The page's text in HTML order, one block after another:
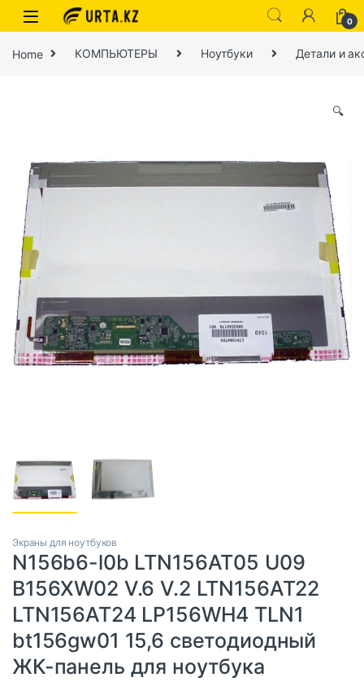
0
Home КОМПЬЮТЕРЫ Ноутбуки Детали и
🔍
Экраны для ноутбуков
N156b6-l0b LTN156AT05 U09
B156XW02 V.6 V.2 LTN156AT22
LTN156AT24 LP156WH4 TLN1
bt156gw01 15,6 светодиодный
ЖК-панель для ноутбука